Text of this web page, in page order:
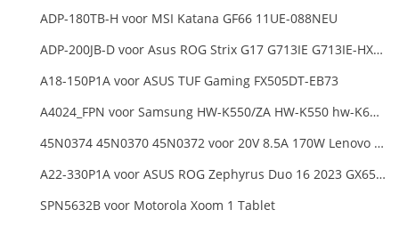
ADP-180TB-H voor MSI Katana GF66 11UE-088NEU
ADP-200JB-D voor Asus ROG Strix G17 G713IE G713IE-HX002W
A18-150P1A voor ASUS TUF Gaming FX505DT-EB73
A4024_FPN voor Samsung HW-K550/ZA HW-K550 hw-K650 Soundbar
45N0374 45N0370 45N0372 voor 20V 8.5A 170W Lenovo ThinkPad W540 T540P
A22-330P1A voor ASUS ROG Zephyrus Duo 16 2023 GX650PY
SPN5632B voor Motorola Xoom 1 Tablet